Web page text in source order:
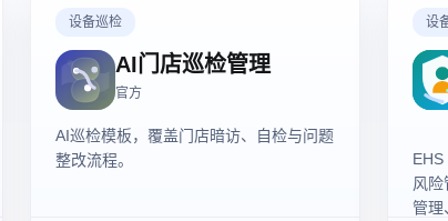
设备巡检
AI门店巡检管理
官方
AI巡检模板，覆盖门店暗访、自检与问题
整改流程。
设
EHS
风险
管理